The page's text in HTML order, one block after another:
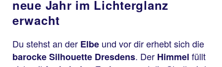
neue Jahr im Lichterglanz
erwacht
Du stehst an der Elbe und vor dir erhebt sich die
barocke Silhouette Dresdens. Der Himmel füllt